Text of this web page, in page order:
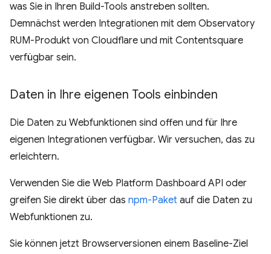
was Sie in Ihren Build-Tools anstreben sollten.
Demnächst werden Integrationen mit dem Observatory
RUM-Produkt von Cloudflare und mit Contentsquare
verfügbar sein.
Daten in Ihre eigenen Tools einbinden
Die Daten zu Webfunktionen sind offen und für Ihre
eigenen Integrationen verfügbar. Wir versuchen, das zu
erleichtern.
Verwenden Sie die Web Platform Dashboard API oder
greifen Sie direkt über das npm-Paket auf die Daten zu
Webfunktionen zu.
Sie können jetzt Browserversionen einem Baseline-Ziel